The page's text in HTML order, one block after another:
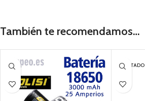
También te recomendamos…
AGOTADO